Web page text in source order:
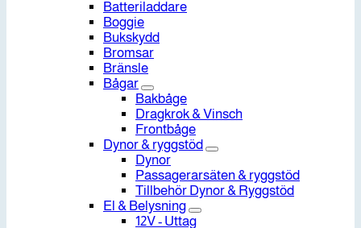
Batteriladdare
Boggie
Bukskydd
Bromsar
Bränsle
Bågar
Bakbåge
Dragkrok & Vinsch
Frontbåge
Dynor & ryggstöd
Dynor
Passagerarsäten & ryggstöd
Tillbehör Dynor & Ryggstöd
El & Belysning
12V - Uttag